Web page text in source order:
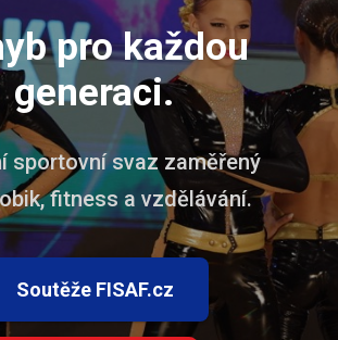
pro každou
generaci.
sportovní svaz zaměřený
fitness a vzdělávání.
Soutěže FISAF.cz